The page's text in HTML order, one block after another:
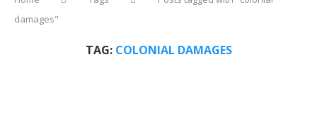
damages"
TAG: COLONIAL DAMAGES